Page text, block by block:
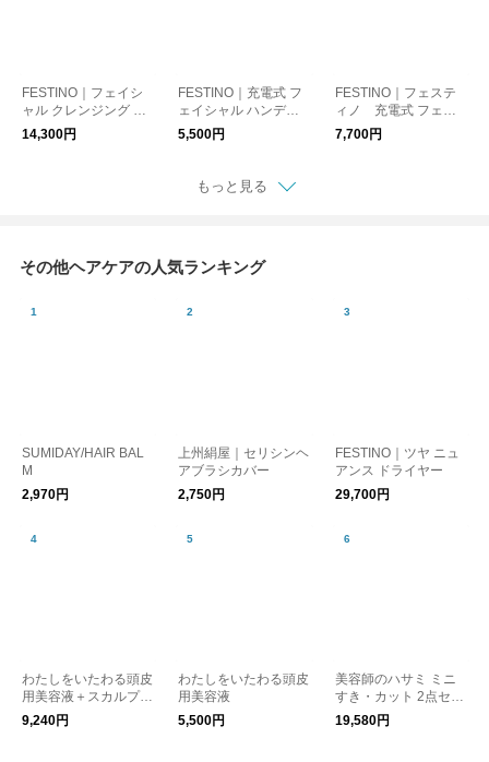
FESTINO｜フェイシ
ャル クレンジング ナ
ノスチーマー
14,300円
FESTINO｜充電式 フ
ェイシャル ハンディ
ミスト
5,500円
FESTINO｜フェステ
ィノ 充電式 フェイ
シャル EMSピーリン
グ
7,700円
もっと見る
その他ヘアケアの人気ランキング
SUMIDAY/HAIR BAL
M
2,970円
上州絹屋｜セリシンヘ
アブラシカバー
2,750円
FESTINO｜ツヤ ニュ
アンス ドライヤー
29,700円
わたしをいたわる頭皮
用美容液＋スカルプク
リーンブラシセット
9,240円
わたしをいたわる頭皮
用美容液
5,500円
美容師のハサミ ミニ
すき・カット 2点セッ
ト
19,580円